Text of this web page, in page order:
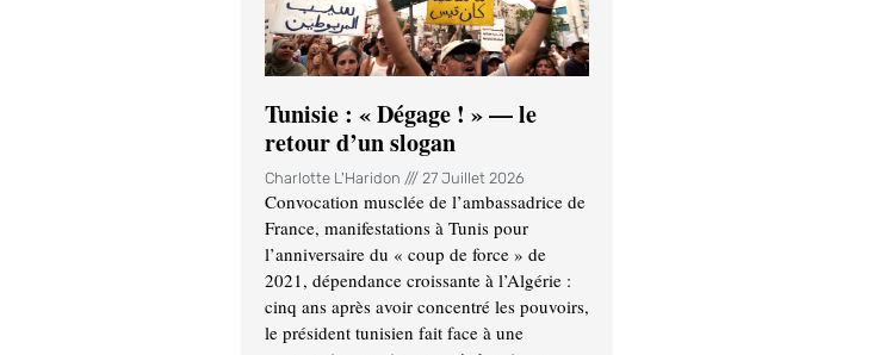
Tunisie : « Dégage ! » — le
retour d’un slogan
Charlotte L'Haridon 27 Juillet 2026
Convocation musclée de l’ambassadrice de
France, manifestations à Tunis pour
l’anniversaire du « coup de force » de
2021, dépendance croissante à l’Algérie :
cinq ans après avoir concentré les pouvoirs,
le président tunisien fait face à une